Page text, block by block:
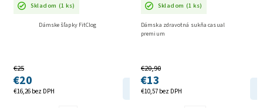
Skladom (1 ks)
€16,26 bez DPH
€25
€20
DETAIL
Dámske šľapky FitClog
Skladom (1 ks)
€10,57 bez DPH
€20,90
€13
Dámska zdravotná sukňa casual
premium